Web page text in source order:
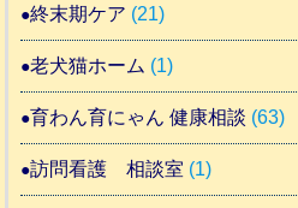
終末期ケア (21)
老犬猫ホーム (1)
育わん育にゃん 健康相談 (63)
訪問看護 相談室 (1)